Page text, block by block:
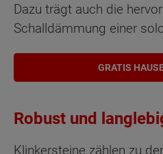
Dazu trägt auch die
Schalldämmung einer
GRATIS
Robust und
Klinkersteine zählen zu